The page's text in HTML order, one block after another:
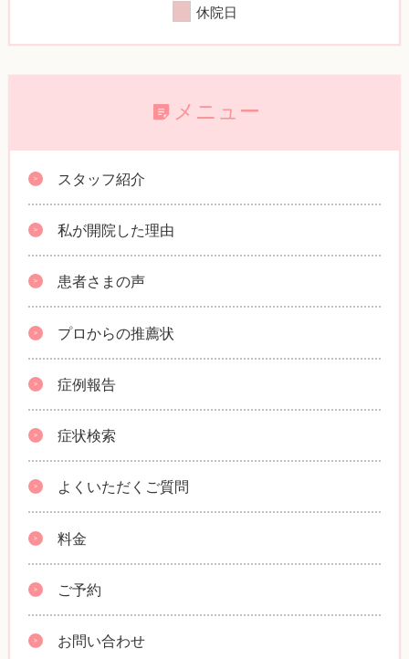
休院日
メニュー
スタッフ紹介
私が開院した理由
患者さまの声
プロからの推薦状
症例報告
症状検索
よくいただくご質問
料金
ご予約
お問い合わせ